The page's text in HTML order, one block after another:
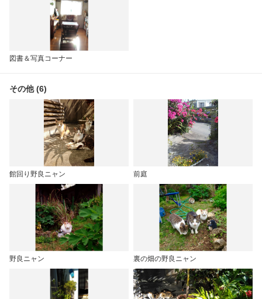
図書＆写真コーナー
その他 (6)
館回り野良ニャン 前庭
野良ニャン 裏の畑の野良ニャン